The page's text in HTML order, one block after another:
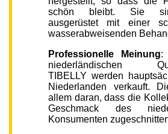
schön bleibt. Sie
ausgerüstet mit einer
wasserabweisenden
Professionelle Meinung:
niederländischen
TIBELLY werden
Niederlanden verkauft.
allem daran, dass die
Geschmack des
Konsumenten